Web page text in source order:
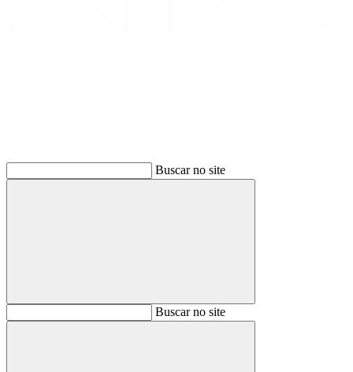
Buscar no site
BuscarBuscar no site